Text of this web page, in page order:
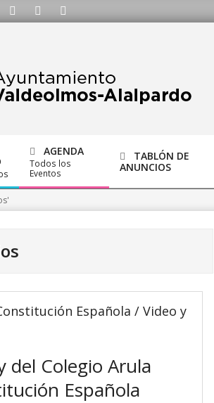
620 21 53 o escríbenos a ayuntamiento@alalpardo.org
AGENDA
Todos los
Eventos
TABLÓN DE
ANUNCIOS
Española / Video y
del Colegio Arula
Española